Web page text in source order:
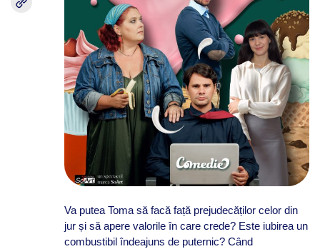
Va putea Toma să facă față prejudecăților celor din
jur și să apere valorile în care crede? Este iubirea un
combustibil îndeajuns de puternic? Când